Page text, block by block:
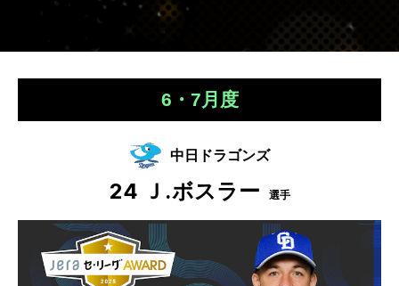
6・7月度
中日ドラゴンズ
24 Ｊ.ボスラー 選手